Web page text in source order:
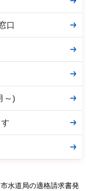
口
～)
水道局の適格請求書発